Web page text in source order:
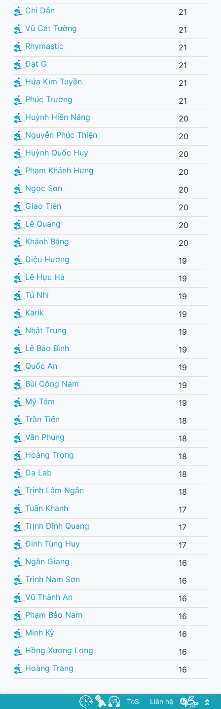
Chi Dân
21
Vũ Cát Tường
21
Rhymastic
21
Đạt G
21
Hứa Kim Tuyền
21
Phúc Trường
21
Huỳnh Hiền Năng
20
Nguyễn Phúc Thiện
20
Huỳnh Quốc Huy
20
Phạm Khánh Hưng
20
Ngọc Sơn
20
Giao Tiên
20
Lê Quang
20
Khánh Băng
20
Diệu Hương
19
Lê Hựu Hà
19
Tú Nhi
19
Karik
19
Nhật Trung
19
Lê Bảo Bình
19
Quốc An
19
Bùi Công Nam
19
Mỹ Tâm
19
Trần Tiến
18
Văn Phụng
18
Hoàng Trọng
18
Da Lab
18
Trịnh Lâm Ngân
18
Tuấn Khanh
17
Trịnh Đình Quang
17
Đinh Tùng Huy
17
Ngân Giang
16
Trịnh Nam Sơn
16
Vũ Thành An
16
Phạm Bảo Nam
16
Minh Kỳ
16
Hồng Xương Long
16
Hoàng Trang
16
ToS Liên hệ